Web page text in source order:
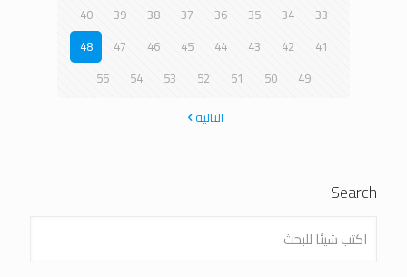
33
34
35
36
37
38
39
40
41
42
43
44
45
46
47
48
49
50
51
52
53
54
55
التالية
Search